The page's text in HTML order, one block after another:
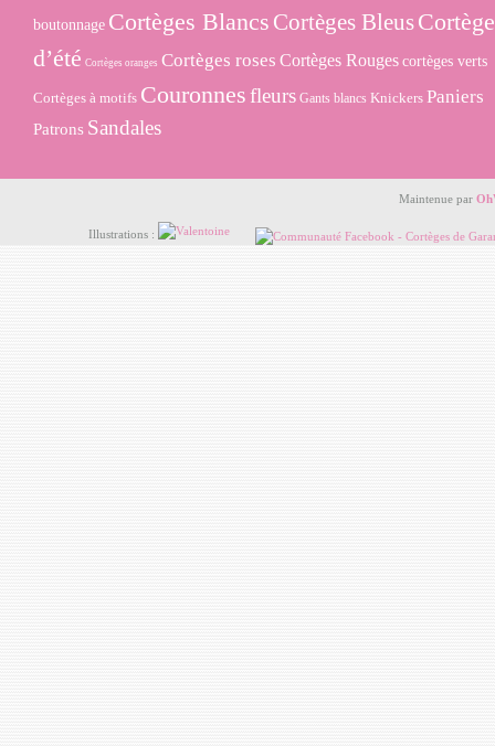
boutonnage Cortèges Blancs Cortèges Bleus
d’été Cortèges oranges Cortèges roses Cortèges Rougescortèges verts
Cortèges à motifs Couronnesfleurs Gants blancs Knickers Paniers
Patrons Sandales
Maintenue par
Illustrations :